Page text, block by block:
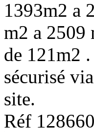
1393m2 a
m2 a 2509
de 121m2
sécurisé
site.
Réf